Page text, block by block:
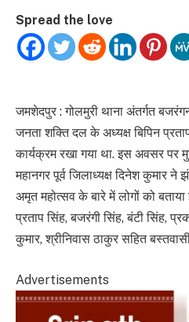
Spread the love
जमशेदपुर : गोलमुरी थाना अंतर्गत
जनता शक्ति दल के अध्यक्ष बिपिन
कार्यक्रम रखा गया था. इस अवसर पर
महानगर पूर्व जिलाध्यक्ष दिनेश कुमार
अमृत महोत्सव के बारे में लोगों को
प्रताप सिंह, बजरंगी सिंह, बंटी सिंह,
कुमार, श्रीनिवास ठाकुर सहित
Advertisements